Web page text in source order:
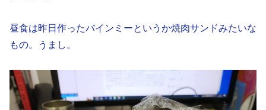
昼食は昨日作ったバインミーというか焼肉サンドみたいな
もの。うまし。